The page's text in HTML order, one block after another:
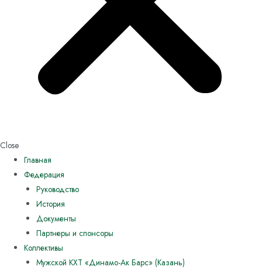
Close
Главная
Федерация
Руководство
История
Документы
Партнеры и спонсоры
Коллективы
Мужской КХТ «Динамо-Ак Барс» (Казань)